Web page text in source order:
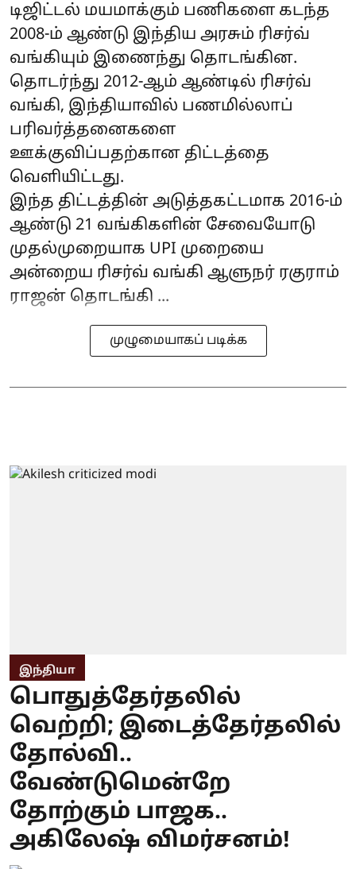
டிஜிட்டல் மயமாக்கும் பணிகளை கடந்த
2008-ம் ஆண்டு இந்திய அரசும் ரிசர்வ்
வங்கியும் இணைந்து தொடங்கின.
தொடர்ந்து 2012-ஆம் ஆண்டில் ரிசர்வ்
வங்கி, இந்தியாவில் பணமில்லாப்
பரிவர்த்தனைகளை
ஊக்குவிப்பதற்கான திட்டத்தை
வெளியிட்டது.
இந்த திட்டத்தின் அடுத்தகட்டமாக 2016-ம்
ஆண்டு 21 வங்கிகளின் சேவையோடு
முதல்முறையாக UPI முறையை
அன்றைய ரிசர்வ் வங்கி ஆளுநர் ரகுராம்
ராஜன் தொடங்கி ...
முழுமையாகப் படிக்க
இந்தியா
பொதுத்தேர்தலில்
வெற்றி; இடைத்தேர்தலில்
தோல்வி..
வேண்டுமென்றே
தோற்கும் பாஜக..
அகிலேஷ் விமர்சனம்!